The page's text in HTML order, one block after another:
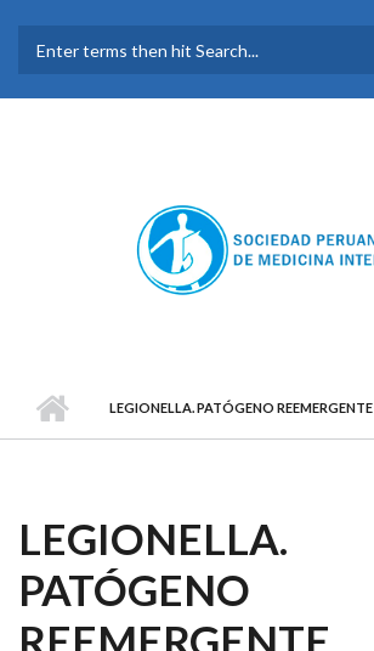
FORMULARIO DE
BÚSQUEDA
LEGIONELLA. PATÓGENO REEMERGENTE
LEGIONELLA.
PATÓGENO
REEMERGENTE